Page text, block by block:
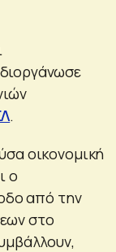
.
οικονομική
ο
από την
στο